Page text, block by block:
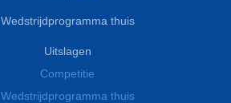
Wedstrijdprogramma thuis
Uitslagen
Competitie
Wedstrijdprogramma thuis